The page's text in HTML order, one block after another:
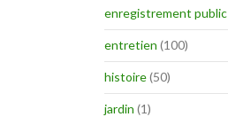
enregistrement public
entretien (100)
histoire(50)
jardin (1)